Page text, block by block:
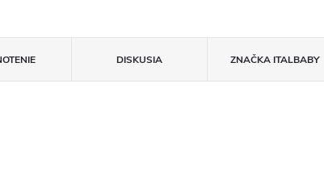
DISKUSIA ZNAČKAITALBABY